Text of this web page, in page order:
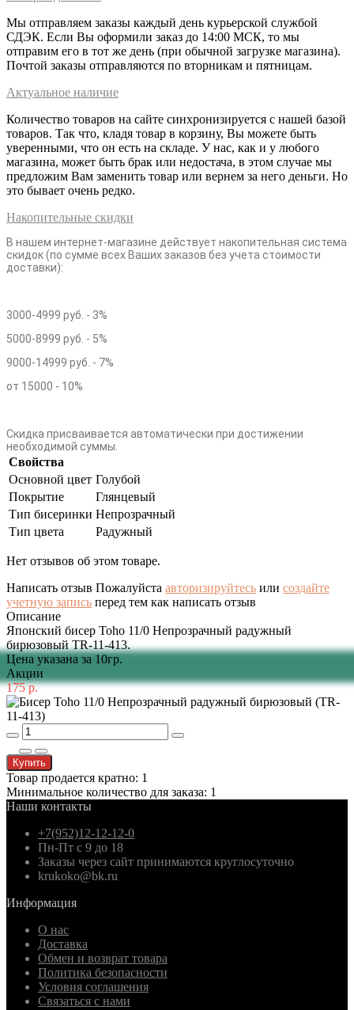
Мы отправляем заказы каждый день курьерской службой
СДЭК. Если Вы оформили заказ до 14:00 МСК, то мы
отправим его в тот же день (при обычной загрузке магазина).
Почтой заказы отправляются по вторникам и пятницам.
Актуальное наличие
Количество товаров на сайте синхронизируется с нашей базой
товаров. Так что, кладя товар в корзину, Вы можете быть
уверенными, что он есть на складе. У нас, как и у любого
магазина, может быть брак или недостача, в этом случае мы
предложим Вам заменить товар или вернем за него деньги. Но
это бывает очень редко.
Накопительные скидки
В нашем интернет-магазине действует накопительная система
скидок (по сумме всех Ваших заказов без учета стоимости
доставки):
3000-4999 руб. - 3%
5000-8999 руб. - 5%
9000-14999 руб. - 7%
от 15000 - 10%
Скидка присваивается автоматически при достижении
необходимой суммы.
Свойства
Основной цвет Голубой
Покрытие
Глянцевый
Тип бисеринки Непрозрачный
Тип цвета
Радужный
Нет отзывов об этом товаре.
Написать отзыв Пожалуйста авторизируйтесь или создайте
учетную запись перед тем как написать отзыв
Описание
Японский бисер Toho 11/0 Непрозрачный радужный
бирюзовый TR-11-413.
Цена указана за 10гр.
Акции
175 р.
Купить
Товар продается кратно: 1
Минимальное количество для заказа: 1
Наши контакты
+7(952)12-12-12-0
Пн-Пт с 9 до 18
Заказы через сайт принимаются круглосуточно
krukoko@bk.ru
Информация
О нас
Доставка
Обмен и возврат товара
Политика безопасности
Условия соглашения
Связаться с нами